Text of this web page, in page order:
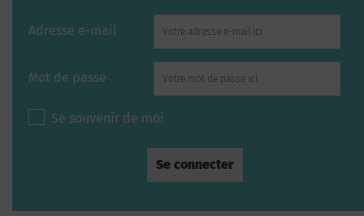
Adresse e-mail
Mot de passe
Se souvenir de moi